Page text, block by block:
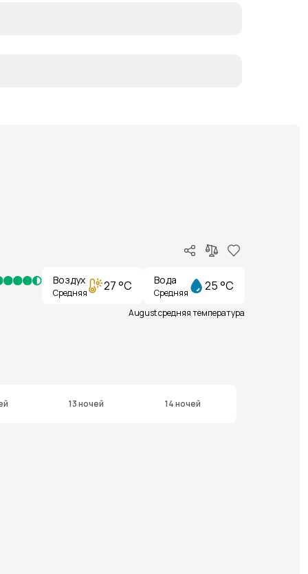
Воздух
Средняя 27 °C Вода
Средняя 25 °C
August средняя температура
13 ночей 14 ночей